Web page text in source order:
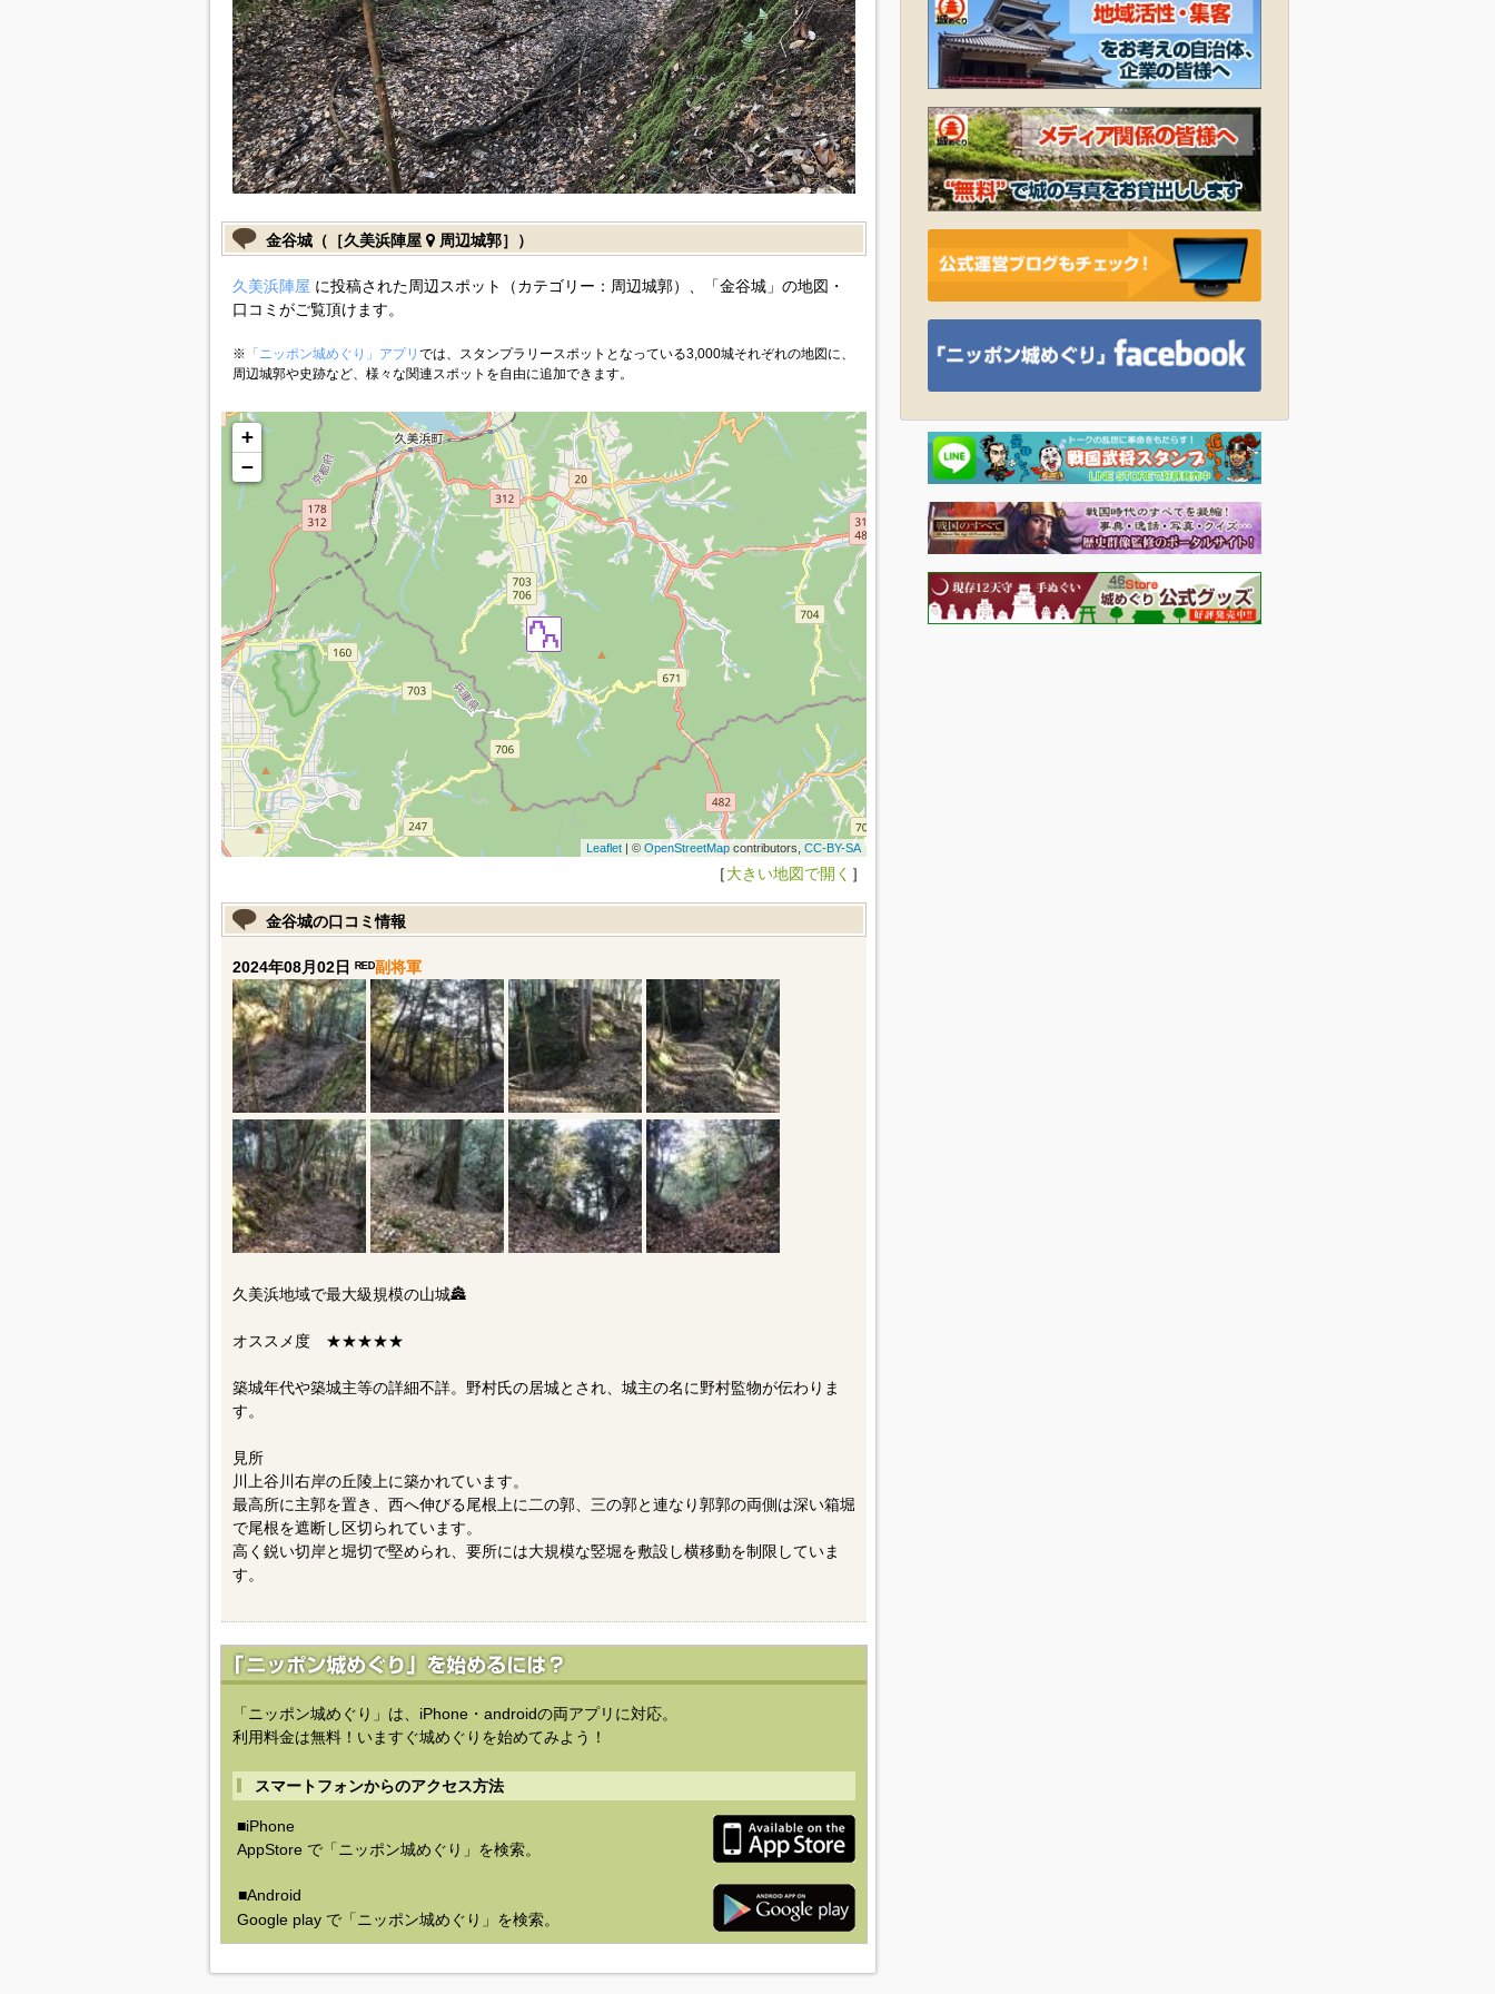
金谷城（［久美浜陣屋 周辺城郭］）
久美浜陣屋 に投稿された周辺スポット（カテゴリー：周辺城郭）、「金谷城」の地図・
口コミがご覧頂けます。
※ 「ニッポン城めぐり」アプリ では、スタンプラリースポットとなっている3,000城それぞれの地図に、
周辺城郭や史跡など、様々な関連スポットを自由に追加できます。
+
−
Leaflet| © OpenStreetMapcontributors, CC-BY-SA
［大きい地図で開く ］
金谷城の口コミ情報
2024年08月02日 ᴿᴱᴰ副将軍
久美浜地域で最大級規模の山城🏯
オススメ度 ★★★★★
築城年代や築城主等の詳細不詳。野村氏の居城とされ、城主の名に野村監物が伝わりま
す。
見所
川上谷川右岸の丘陵上に築かれています。
最高所に主郭を置き、西へ伸びる尾根上に二の郭、三の郭と連なり郭郭の両側は深い箱堀
で尾根を遮断し区切られています。
高く鋭い切岸と堀切で堅められ、要所には大規模な竪堀を敷設し横移動を制限していま
す。
「ニッポン城めぐり」は、iPhone・androidの両アプリに対応。
利用料金は無料！いますぐ城めぐりを始めてみよう！
スマートフォンからのアクセス方法
■iPhone
AppStore で「ニッポン城めぐり」を検索。
■Android
Google play で「ニッポン城めぐり」を検索。